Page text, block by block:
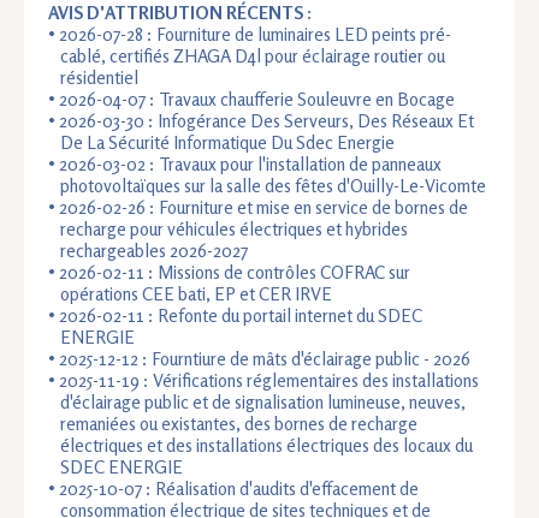
AVIS D'ATTRIBUTION RÉCENTS :
2026-07-28 : Fourniture de luminaires LED peints pré-
cablé, certifiés ZHAGA D4l pour éclairage routier ou
résidentiel
2026-04-07 : Travaux chaufferie Souleuvre en Bocage
2026-03-30 : Infogérance Des Serveurs, Des Réseaux Et
De La Sécurité Informatique Du Sdec Energie
2026-03-02 : Travaux pour l'installation de panneaux
photovoltaïques sur la salle des fêtes d'Ouilly-Le-Vicomte
2026-02-26 : Fourniture et mise en service de bornes de
recharge pour véhicules électriques et hybrides
rechargeables 2026-2027
2026-02-11 : Missions de contrôles COFRAC sur
opérations CEE bati, EP et CER IRVE
2026-02-11 : Refonte du portail internet du SDEC
ENERGIE
2025-12-12 : Fourntiure de mâts d'éclairage public - 2026
2025-11-19 : Vérifications réglementaires des installations
d'éclairage public et de signalisation lumineuse, neuves,
remaniées ou existantes, des bornes de recharge
électriques et des installations électriques des locaux du
SDEC ENERGIE
2025-10-07 : Réalisation d'audits d'effacement de
consommation électrique de sites techniques et de